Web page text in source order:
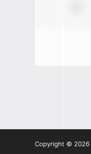
Copyright © 2026